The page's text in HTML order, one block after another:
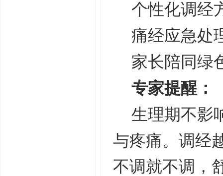
个性化调经
痛经应急处
家长陪同绿
专家提醒：
生理期不影
与疼痛。调经
不调就不调，